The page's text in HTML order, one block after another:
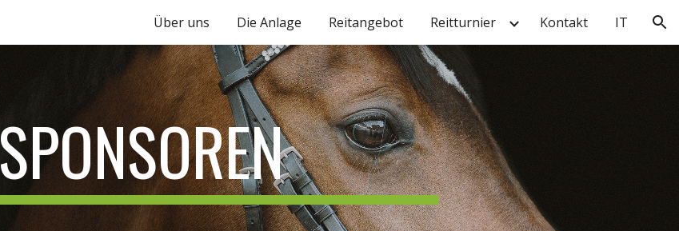
Skip to navigation
Über uns Die Anlage Reitangebot Reitturnier Kontakt IT
SPONSOREN